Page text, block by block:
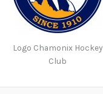
Logo Chamonix Hockey
Club